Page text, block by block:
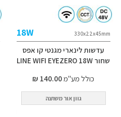
330x22x45mm
18W
עדשות לינארי מגנטי קו אפס
שחור LINE WIFI EYEZERO 18W
כולל מע"מ140.00 ₪
גוון אור משתנה